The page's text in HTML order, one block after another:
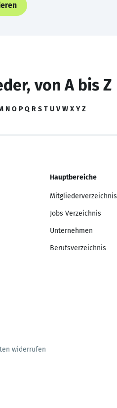
von A bis Z
N O P Q R S T U V W X Y Z
Hauptbereiche
Mitgliederverzeichnis
Jobs Verzeichnis
Unternehmen
Berufsverzeichnis
widerrufen